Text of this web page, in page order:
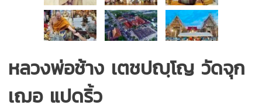
หลวงพ่อช้าง เตชปญฺโญ วัดจุก
เฌอ แปดริ้ว